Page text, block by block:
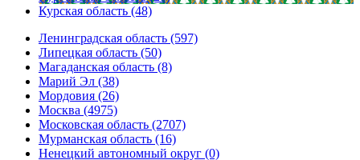
Курская область (48)
Ленинградская область (597)
Липецкая область (50)
Магаданская область (8)
Марий Эл (38)
Мордовия (26)
Москва (4975)
Московская область (2707)
Мурманская область (16)
Ненецкий автономный округ (0)